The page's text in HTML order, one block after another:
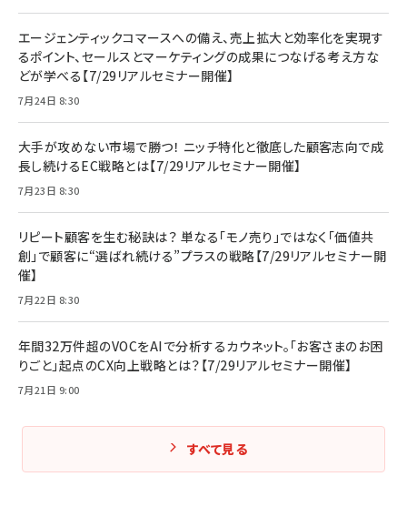
エージェンティックコマースへの備え、売上拡大と効率化を実現す
るポイント、セールスとマーケティングの成果につなげる考え方な
どが学べる【7/29リアルセミナー開催】
7月24日 8:30
大手が攻めない市場で勝つ！ ニッチ特化と徹底した顧客志向で成
長し続けるEC戦略とは【7/29リアルセミナー開催】
7月23日 8:30
リピート顧客を生む秘訣は？ 単なる「モノ売り」ではなく「価値共
創」で顧客に“選ばれ続ける”プラスの戦略【7/29リアルセミナー開
催】
7月22日 8:30
年間32万件超のVOCをAIで分析するカウネット。「お客さまのお困
りごと」起点のCX向上戦略とは？【7/29リアルセミナー開催】
7月21日 9:00
すべて見る